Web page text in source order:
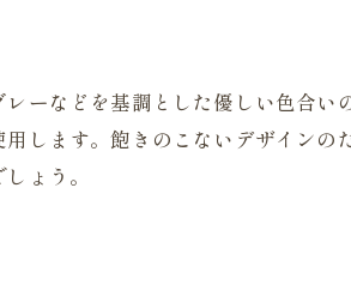
ーなどを基調とした優しい色合い
します。飽きのこないデザインの
ょう。